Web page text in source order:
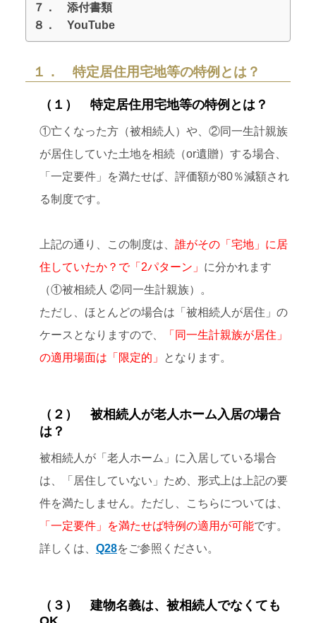
７． 添付書類
８． YouTube
１． 特定居住用宅地等の特例とは？
（１） 特定居住用宅地等の特例とは？
①亡くなった方（被相続人）や、②同一生計親族
が居住していた土地を相続（or遺贈）する場合、
「一定要件」を満たせば、評価額が80％減額され
る制度です。
上記の通り、この制度は、 誰がその「宅地」に居
住していたか？で「2パターン」 に分かれます
（①被相続人 ②同一生計親族）。
ただし、ほとんどの場合は「被相続人が居住」の
ケースとなりますので、
「同一生計親族が居住」
の適用場面は「限定的」
となります。
（２） 被相続人が老人ホーム入居の場合
は？
被相続人が「老人ホーム」に入居している場合
は、「居住していない」ため、形式上は上記の要
件を満たしません。ただし、こちらについては、
「一定要件」を満たせば特例の適用が可能です。
詳しくは、 Q28をご参照ください。
（３） 建物名義は、被相続人でなくても